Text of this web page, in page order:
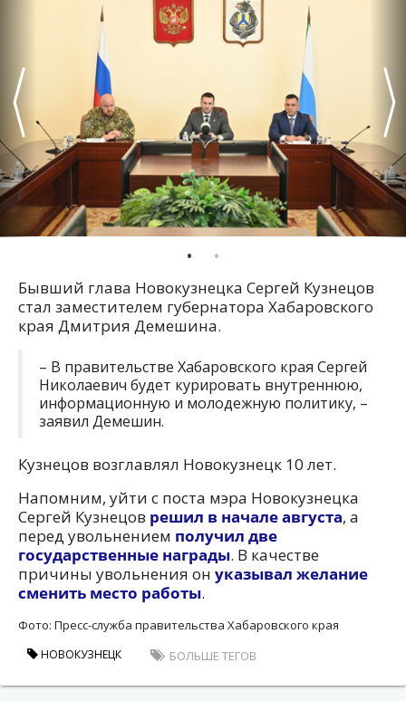
Бывший глава Новокузнецка Сергей Кузнецов
стал заместителем губернатора Хабаровского
края Дмитрия Демешина.
– В правительстве Хабаровского края Сергей
Николаевич будет курировать внутреннюю,
информационную и молодежную политику, –
заявил Демешин.
Кузнецов возглавлял Новокузнецк 10 лет.
Напомним, уйти с поста мэра Новокузнецка
Сергей Кузнецов решил в начале августа, а
перед увольнением получил две
государственные награды. В качестве
причины увольнения он указывал желание
сменить место работы.
Фото: Пресс-служба правительства Хабаровского края
НОВОКУЗНЕЦК БОЛЬШЕ ТЕГОВ